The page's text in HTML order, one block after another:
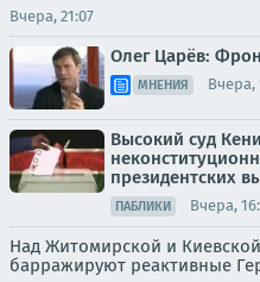
Вчера, 21:07
Олег Царёв:
МНЕНИЯ Вчера,
Высокий суд
президентских
ПАБЛИКИ Вчера,
Над Житомирской и
барражируют реактивные